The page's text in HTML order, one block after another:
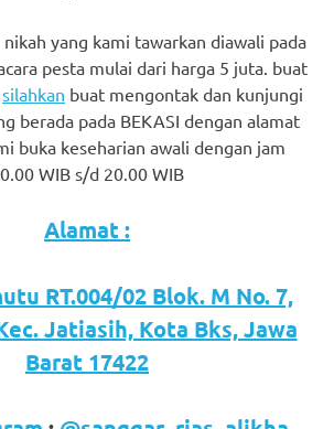
yang kami tawarkan diawali pada
pesta mulai dari harga 5 juta. buat
silahkan buat mengontak dan kunjungi
berada pada BEKASI dengan alamat
buka keseharian awali dengan jam
WIB s/d 20.00 WIB
Alamat :
RT.004/02 Blok. M No. 7,
Jatiasih, Kota Bks, Jawa
Barat 17422